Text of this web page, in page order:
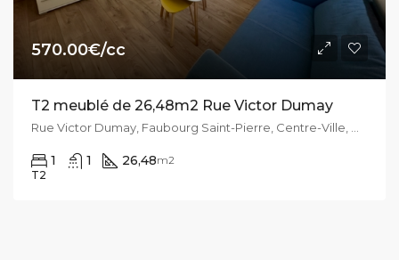
570.00€/cc
T2 meublé de 26,48m2 Rue Victor Dumay
1 1 26,48m2
T2